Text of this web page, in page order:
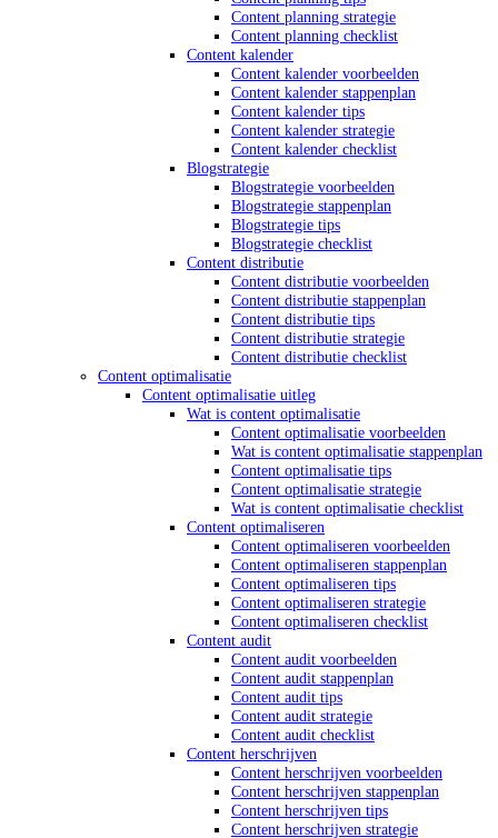
Content planning strategie
Content planning checklist
Content kalender
Content kalender voorbeelden
Content kalender stappenplan
Content kalender tips
Content kalender strategie
Content kalender checklist
Blogstrategie
Blogstrategie voorbeelden
Blogstrategie stappenplan
Blogstrategie tips
Blogstrategie checklist
Content distributie
Content distributie voorbeelden
Content distributie stappenplan
Content distributie tips
Content distributie strategie
Content distributie checklist
Content optimalisatie
Content optimalisatie uitleg
Wat is content optimalisatie
Content optimalisatie voorbeelden
Wat is content optimalisatie stappenplan
Content optimalisatie tips
Content optimalisatie strategie
Wat is content optimalisatie checklist
Content optimaliseren
Content optimaliseren voorbeelden
Content optimaliseren stappenplan
Content optimaliseren tips
Content optimaliseren strategie
Content optimaliseren checklist
Content audit
Content audit voorbeelden
Content audit stappenplan
Content audit tips
Content audit strategie
Content audit checklist
Content herschrijven
Content herschrijven voorbeelden
Content herschrijven stappenplan
Content herschrijven tips
Content herschrijven strategie